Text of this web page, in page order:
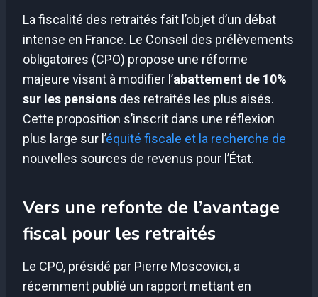
La fiscalité des retraités fait l’objet d’un débat
intense en France. Le Conseil des prélèvements
obligatoires (CPO) propose une réforme
majeure visant à modifier l’abattement de 10%
sur les pensions des retraités les plus aisés.
Cette proposition s’inscrit dans une réflexion
plus large sur l’équité fiscale et la recherche de
nouvelles sources de revenus pour l’État.
Vers une refonte de l’avantage
fiscal pour les retraités
Le CPO, présidé par Pierre Moscovici, a
récemment publié un rapport mettant en